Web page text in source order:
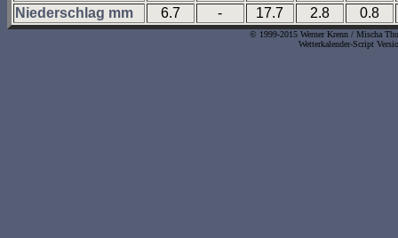
Niederschlag mm
6.7 - 17.7 2.8 0.8
© 1999-2015 Werner Krenn / Mischa
Wetterkalender-Script